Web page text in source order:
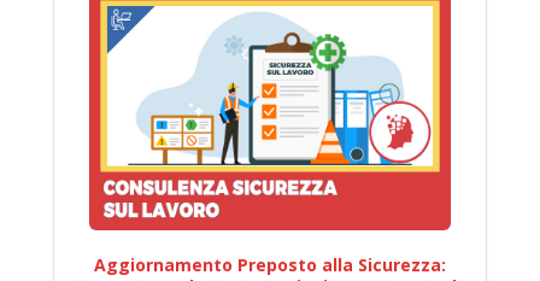
Aggiornamento Preposto alla Sicurezza: